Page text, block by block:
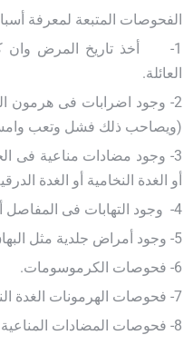
الفحوصات المتبعة لمعرفة
1-
أخذ تاريخ المرض
العائلة.
2- وجود اضرابات فى هرمون
(ويصاحب ذلك فشل وتعب
3- وجود مضادات مناعية فى
أو الغدة النخامية أو الغدة
4-
وجود التهابات فى المفاصل
5- وجود أمراض جلدية مثل البهاق أو الذئبة الحمراء.
6- فحوصات الكرموسومات.
7- فحوصات الهرمونات الغدة النخامية والكظرية والدرقية
8- فحوصات المضادات المناعية للمبيض ولباقى الأعضاء.